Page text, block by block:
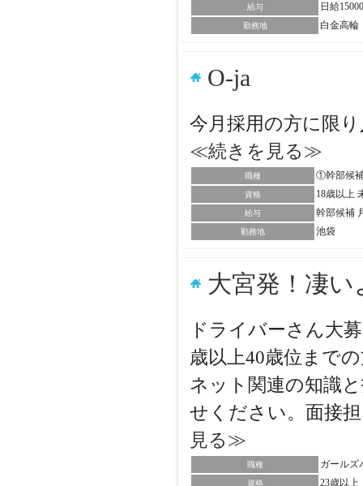
給与 日給
勤務地 白金高輪
O-ja
今月採用の方に限
≪続きを見る≫
職種 ①幹部候
資格 18歳以上
給与 幹部候補
勤務地 池袋
大宮発！凄
ドライバーさん大
歳以上40歳位まで
ネット関連の知識
せください。面接
見る≫
職種 ガールズ
資格 23歳以上